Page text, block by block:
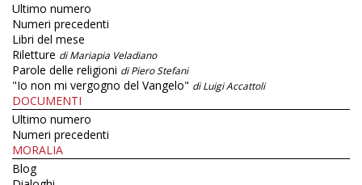
Ultimo numero
Numeri precedenti
Libri del mese
Riletture di Mariapia Veladiano
Parole delle religioni di Piero Stefani
"Io non mi vergogno del Vangelo" di Luigi Accattoli
DOCUMENTI
Ultimo numero
Numeri precedenti
MORALIA
Blog